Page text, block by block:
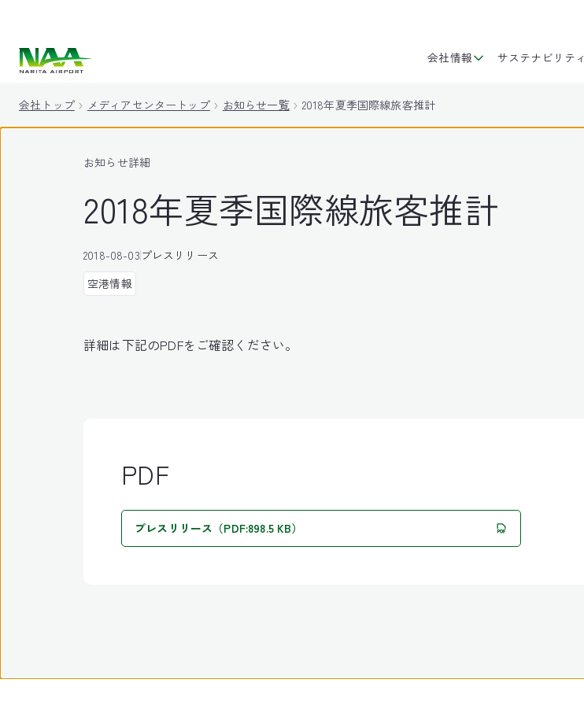
会社情報 サステナビリティ
会社トップ メディアセンタートップ お知らせ一覧 2018年夏季国際線旅客推計
お知らせ詳細
2018年夏季国際線旅客推計
2018-08-03プレスリリース
空港情報
詳細は下記のPDFをご確認ください。
PDF
プレスリリース（PDF:898.5 KB）